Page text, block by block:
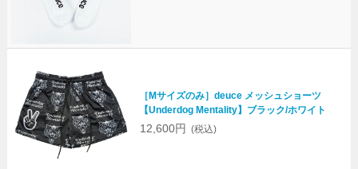
［Mサイズのみ］deuce メッシュショーツ
【Underdog Mentality】ブラック/ホワイト
12,600円 (税込)